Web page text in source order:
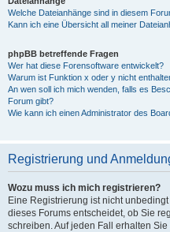
Welche Dateianhänge sind in diesem
Kann ich eine Übersicht all meiner
phpBB betreffende Fragen
Wer hat diese Forensoftware entwickelt?
Warum ist Funktion x oder y nicht
An wen soll ich mich wenden, falls es
Forum gibt?
Wie kann ich einen Administrator des
Registrierung und
Wozu muss ich mich registrieren?
Eine Registrierung ist nicht
dieses Forums entscheidet, ob Sie
schreiben. Auf jeden Fall erhalten